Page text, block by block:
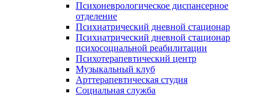
Психоневрологическое диспансерное
отделение
Психиатрический дневной стационар
Психиатрический дневной стационар
психосоциальной реабилитации
Психотерапевтический центр
Музыкальный клуб
Арттерапевтическая студия
Социальная служба